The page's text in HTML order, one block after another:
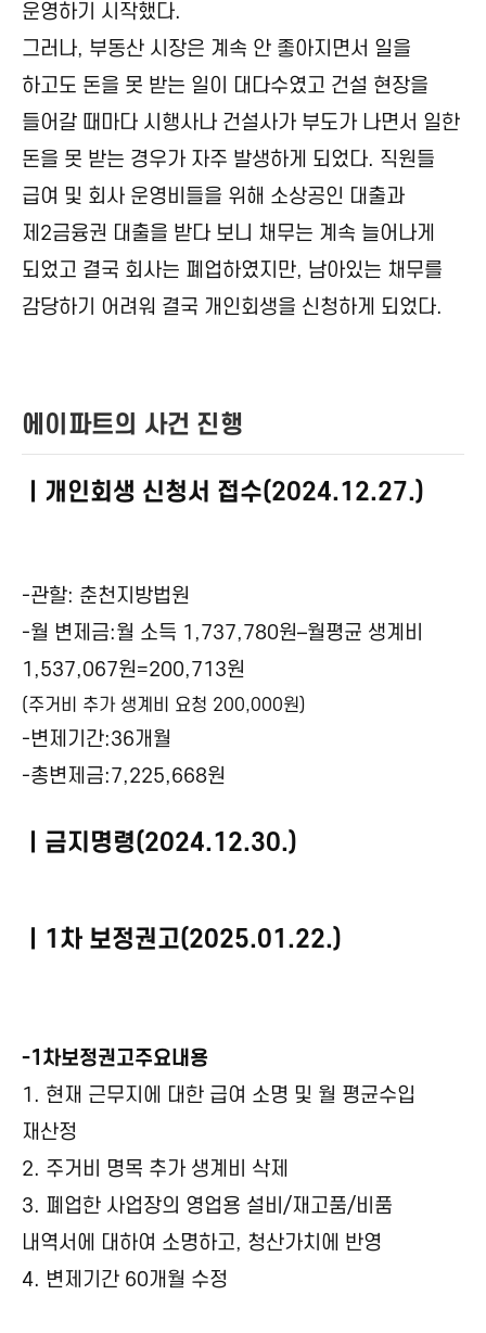
운영하기 시작했다.
그러나, 부동산 시장은 계속 안 좋아지면서 일을
하고도 돈을 못 받는 일이 대다수였고 건설 현장을
들어갈 때마다 시행사나 건설사가 부도가 나면서 일한
돈을 못 받는 경우가 자주 발생하게 되었다. 직원들
급여 및 회사 운영비들을 위해 소상공인 대출과
제2금융권 대출을 받다 보니 채무는 계속 늘어나게
되었고 결국 회사는 폐업하였지만, 남아있는 채무를
감당하기 어려워 결국 개인회생을 신청하게 되었다.
에이파트의 사건 진행
ㅣ개인회생 신청서 접수(2024.12.27.)
-관할: 춘천지방법원
-월 변제금:월 소득 1,737,780원–월평균 생계비
1,537,067원=200,713원
(주거비 추가 생계비 요청 200,000원)
-변제기간:36개월
-총변제금:7,225,668원
ㅣ금지명령(2024.12.30.)
ㅣ1차 보정권고(2025.01.22.)
-1차보정권고주요내용
1. 현재 근무지에 대한 급여 소명 및 월 평균수입
재산정
2. 주거비 명목 추가 생계비 삭제
3. 폐업한 사업장의 영업용 설비/재고품/비품
내역서에 대하여 소명하고, 청산가치에 반영
4. 변제기간 60개월 수정